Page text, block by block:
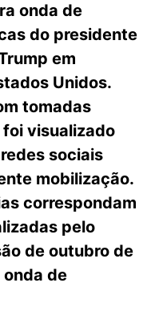
onda de
do presidente
em
Unidos.
tomadas
visualizado
sociais
mobilização.
correspondam
pelo
de outubro de
de